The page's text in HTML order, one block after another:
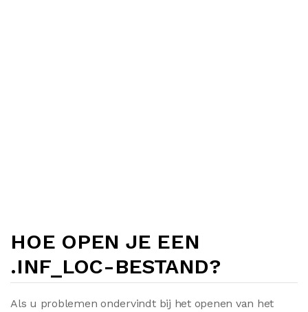
HOE OPEN JE EEN
.INF_LOC-BESTAND?
Als u problemen ondervindt bij het openen van het